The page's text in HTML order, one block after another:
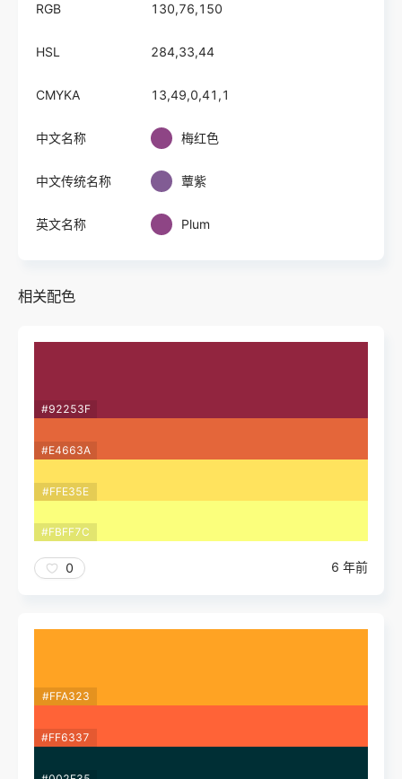
RGB 130,76,150
HSL 284,33,44
CMYKA 13,49,0,41,1
中文名称 梅红色
中文传统名称 蕈紫
英文名称 Plum
相关配色
#92253F
#E4663A
#FFE35E
#FBFF7C
0 6 年前
#FFA323
#FF6337